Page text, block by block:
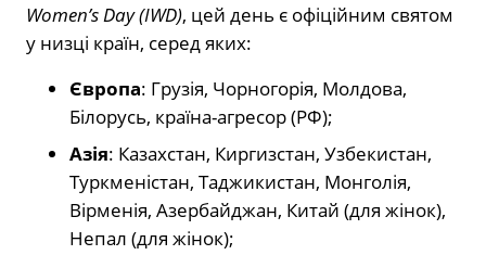
Women’s Day (IWD), цей день є офіційним святом
у низці країн, серед яких:
Європа: Грузія, Чорногорія, Молдова,
Білорусь, країна-агресор (РФ);
Азія: Казахстан, Киргизстан, Узбекистан,
Туркменістан, Таджикистан, Монголія,
Вірменія, Азербайджан, Китай (для жінок),
Непал (для жінок);